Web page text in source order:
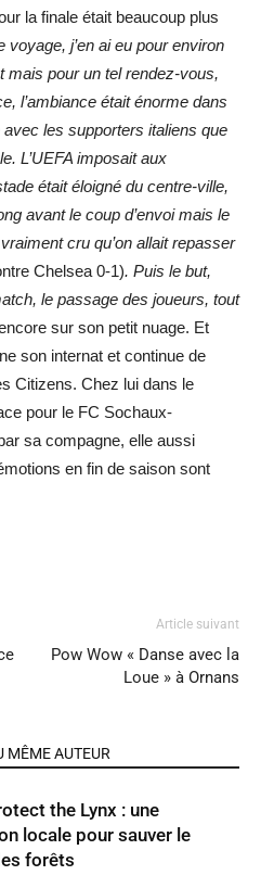
la finale était beaucoup plus
voyage, j’en ai eu pour environ
mais pour un tel rendez-vous,
l’ambiance était énorme dans
les supporters italiens que
L’UEFA imposait aux
était éloigné du centre-ville,
avant le coup d’envoi mais le
cru qu’on allait repasser
Chelsea 0-1). Puis le but,
le passage des joueurs, tout
sur son petit nuage. Et
son internat et continue de
Citizens. Chez lui dans le
pour le FC Sochaux-
sa compagne, elle aussi
en fin de saison sont
Article suivant
Pow Wow « Danse avec la
Loue » à Ornans
MÊME AUTEUR
the Lynx : une
locale pour sauver le
forêts